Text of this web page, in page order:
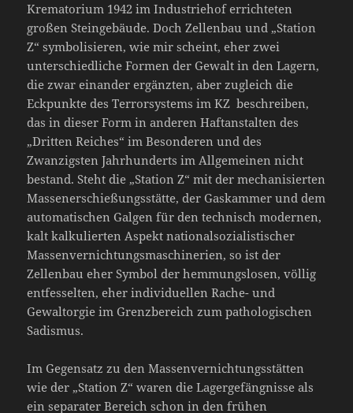
Krematorium 1942 im Industriehof errichteten
großen Steingebäude. Doch Zellenbau und „Station
Z“ symbolisieren, wie mir scheint, eher zwei
unterschiedliche Formen der Gewalt in den Lagern,
die zwar einander ergänzten, aber zugleich die
Eckpunkte des Terrorsystems im KZ beschreiben,
das in dieser Form in anderen Haftanstalten des
„Dritten Reiches“ im Besonderen und des
Zwanzigsten Jahrhunderts im Allgemeinen nicht
bestand. Steht die „Station Z“ mit der mechanisierten
Massenerschießungsstätte, der Gaskammer und dem
automatischen Galgen für den technisch modernen,
kalt kalkulierten Aspekt nationalsozialistischer
Massenvernichtungsmaschinerien, so ist der
Zellenbau eher Symbol der hemmungslosen, völlig
entfesselten, eher individuellen Rache- und
Gewaltorgie im Grenzbereich zum pathologischen
Sadismus.
Im Gegensatz zu den Massenvernichtungsstätten
wie der „Station Z“ waren die Lagergefängnisse als
ein separater Bereich schon in den frühen